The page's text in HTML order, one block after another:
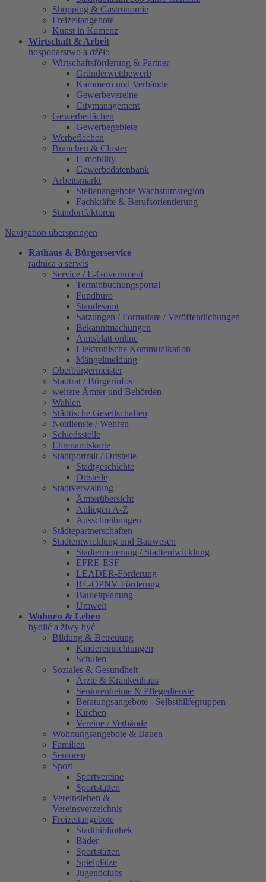
Shopping & Gastronomie
Freizeitangebote
Kunst in Kamenz
Wirtschaft & Arbeit
hospodarstwo a dźěło
Wirtschaftsförderung & Partner
Gründerwettbewerb
Kammern und Verbände
Gewerbevereine
Citymanagement
Gewerbeflächen
Gewerbegebiete
Werbeflächen
Branchen & Cluster
E-mobility
Gewerbedatenbank
Arbeitsmarkt
Stellenangebote Wachstumsregion
Fachkräfte & Berufsorientierung
Standortfaktoren
Navigation überspringen
Rathaus & Bürgerservice
radnica a serwis
Service / E-Government
Terminbuchungsportal
Fundbüro
Standesamt
Satzungen / Formulare / Veröffentlichungen
Bekanntmachungen
Amtsblatt online
Elektronische Kommunikation
Mängelmeldung
Oberbürgermeister
Stadtrat / Bürgerinfos
weitere Ämter und Behörden
Wahlen
Städtische Gesellschaften
Notdienste / Wehren
Schiedsstelle
Ehrenamtskarte
Stadtportrait / Ortsteile
Stadtgeschichte
Ortsteile
Stadtverwaltung
Ämterübersicht
Anliegen A-Z
Ausschreibungen
Städtepartnerschaften
Stadtentwicklung und Bauwesen
Stadterneuerung / Stadtentwicklung
EFRE-ESF
LEADER-Förderung
RL-ÖPNV Förderung
Bauleitplanung
Umwelt
Wohnen & Leben
bydlić a žiwy być
Bildung & Betreuung
Kindereinrichtungen
Schulen
Soziales & Gesundheit
Ärzte & Krankenhaus
Seniorenheime & Pflegedienste
Beratungsangebote - Selbsthilfegruppen
Kirchen
Vereine / Verbände
Wohnungsangebote & Bauen
Familien
Senioren
Sport
Sportvereine
Sportstätten
Vereinsleben &
Vereinsverzeichnis
Freizeitangebote
Stadtbibliothek
Bäder
Sportstätten
Spielplätze
Jugendclubs